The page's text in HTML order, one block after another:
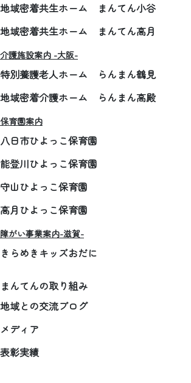
地域密着共生ホーム まんてん小谷
地域密着共生ホーム まんてん高月
介護施設案内 -大阪-
特別養護老人ホーム らんまん鶴見
地域密着介護ホーム らんまん高殿
保育園案内
八日市ひよっこ保育園
能登川ひよっこ保育園
守山ひよっこ保育園
高月ひよっこ保育園
障がい事業案内-滋賀-
きらめきキッズおだに
まんてんの取り組み
地域との交流ブログ
メディア
表彰実績